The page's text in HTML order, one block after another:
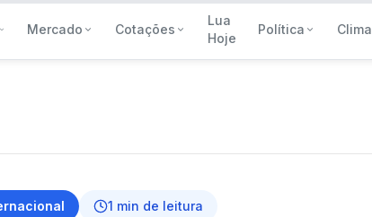
Mercado Cotações
Lua
Hoje
Política Clima
1 min de leitura